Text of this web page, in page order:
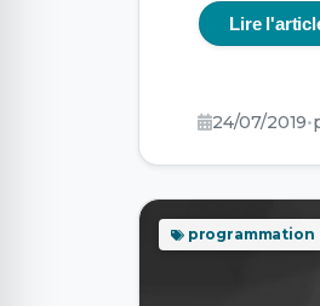
Lire
24/07/2019•
programmation